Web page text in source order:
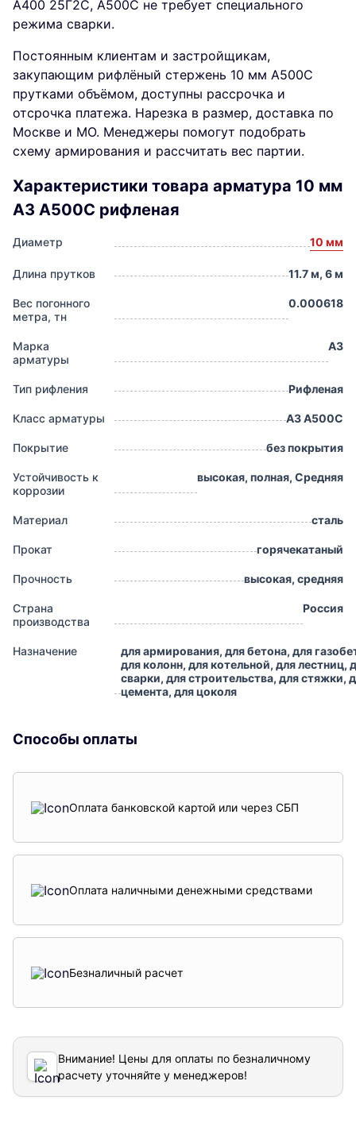
А400 25Г2С, А500С не требует специального
режима сварки.
Постоянным клиентам и застройщикам,
закупающим рифлёный стержень 10 мм А500С
прутками объёмом, доступны рассрочка и
отсрочка платежа. Нарезка в размер, доставка по
Москве и МО. Менеджеры помогут подобрать
схему армирования и рассчитать вес партии.
Характеристики товара арматура 10 мм
А3 А500С рифленая
Диаметр 10 мм
Длина прутков 11.7 м, 6 м
Вес погонного
метра, тн
0.000618
Марка
арматуры
А3
Тип рифления Рифленая
Класс арматуры А3 А500С
Покрытие без покрытия
Устойчивость к
коррозии
высокая, полная, Средняя
Материал сталь
Прокат горячекатаный
Прочность высокая, средняя
Страна
производства
Россия
Назначение
для армирования, для бетона, для
для колонн, для котельной, для лестниц,
сварки, для строительства, для стяжки,
цемента, для цоколя
Способы оплаты
Оплата банковской картой или через СБП
Оплата наличными денежными средствами
Безналичный расчет
Внимание! Цены для оплаты по безналичному
расчету уточняйте у менеджеров!